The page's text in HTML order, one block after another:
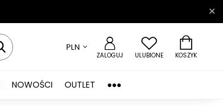
PLN
ZALOGUJ ULUBIONE KOSZYK
NOWOŚCI OUTLET ●●●